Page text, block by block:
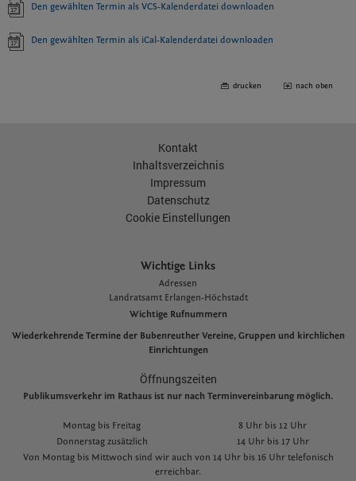
Den gewählten Termin als VCS-Kalenderdatei downloaden
Den gewählten Termin als iCal-Kalenderdatei downloaden
drucken nach oben
Kontakt
Inhaltsverzeichnis
Impressum
Datenschutz
Cookie Einstellungen
Wichtige Links
Adressen
Landratsamt Erlangen-Höchstadt
Wichtige Rufnummern
Wiederkehrende Termine der Bubenreuther Vereine, Gruppen und kirchlichen
Einrichtungen
Öffnungszeiten
Publikumsverkehr im Rathaus ist nur nach Terminvereinbarung möglich.
Montag bis Freitag
8 Uhr bis 12 Uhr
Donnerstag zusätzlich
14 Uhr bis 17 Uhr
Von Montag bis Mittwoch sind wir auch von 14 Uhr bis 16 Uhr telefonisch
erreichbar.